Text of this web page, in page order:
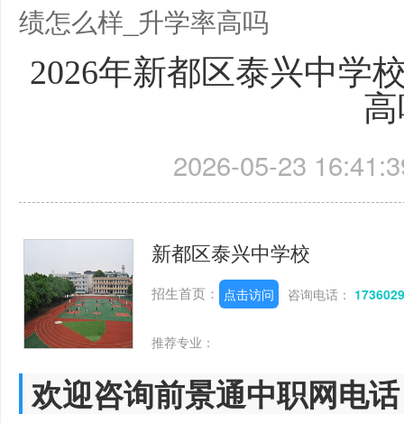
绩怎么样_升学率高吗
2026年新都区泰兴中学
2026-05-23
新都区泰兴中学校
招生首页： 点击访问 咨询电话：
推荐专业：
欢迎咨询前景通中职网电